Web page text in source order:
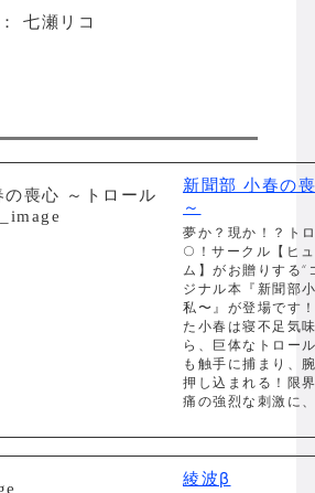
： 七瀬リコ
新聞部 小春の
～
夢か？現か！？ト
○！サークル【ヒ
ム】がお贈りする“
ジナル本『新聞部
私〜』が登場です
た小春は寝不足気
ら、巨体なトロー
も触手に捕まり、
押し込まれる！限
痛の強烈な刺激に
綾波β